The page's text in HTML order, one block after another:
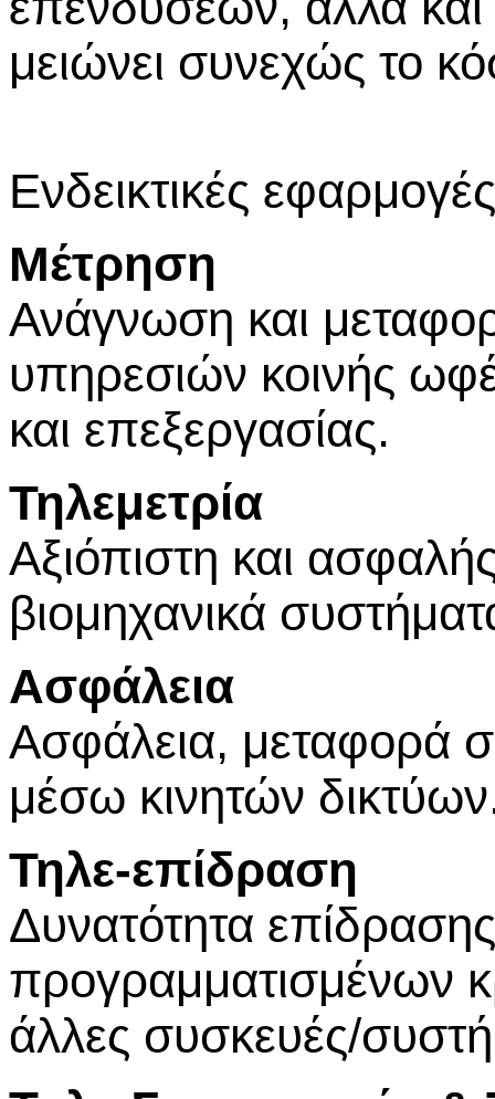
μειώνει συνεχώς το
Ενδεικτικές
Μέτρηση
Ανάγνωση και
υπηρεσιών κοινής
και επεξεργασίας.
Τηλεμετρία
Αξιόπιστη και
βιομηχανικά
Ασφάλεια
Ασφάλεια, μεταφορά
μέσω κινητών
Τηλε-επίδραση
Δυνατότητα
προγραμματισμένων
άλλες συσκευές/